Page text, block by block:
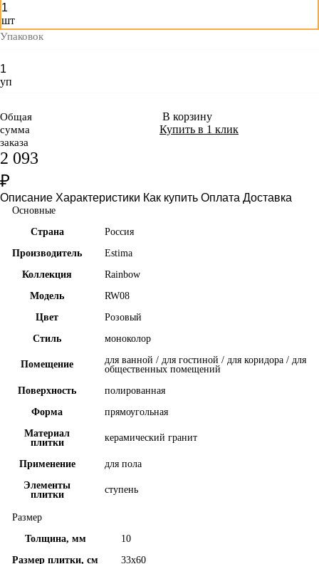
шт
Упаковок
уп
Общая
сумма
заказа
2 093
₽
В корзину
Купить в 1 клик
Описание Характеристики Как купить Оплата Доставка
Основные
Страна
Россия
Производитель
Estima
Коллекция
Rainbow
Модель
RW08
Цвет
Розовый
Стиль
моноколор
Помещение
для ванной / для гостиной / для коридора / для
общественных помещений
Поверхность
полированная
Форма
прямоугольная
Материал
плитки
керамический гранит
Применение
для пола
Элементы
плитки
ступень
Размер
Толщина, мм
10
Размер плитки, см
33х60